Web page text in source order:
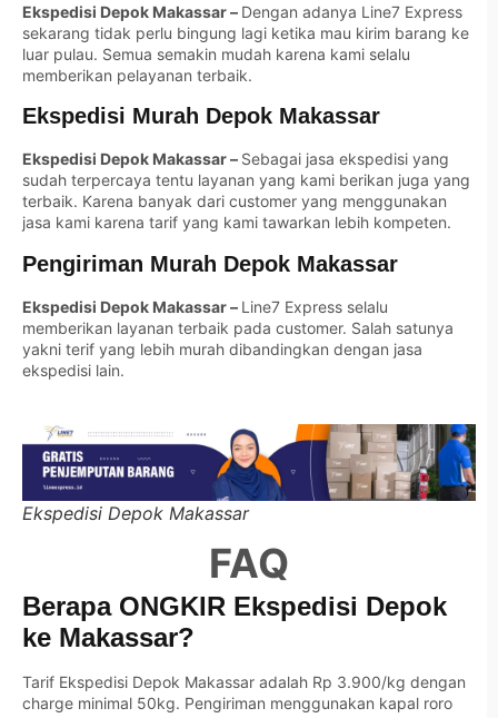
Ekspedisi Depok Makassar – Dengan adanya Line7 Express
sekarang tidak perlu bingung lagi ketika mau kirim barang ke
luar pulau. Semua semakin mudah karena kami selalu
memberikan pelayanan terbaik.
Ekspedisi Murah Depok Makassar
Ekspedisi Depok Makassar – Sebagai jasa ekspedisi yang
sudah terpercaya tentu layanan yang kami berikan juga yang
terbaik. Karena banyak dari customer yang menggunakan
jasa kami karena tarif yang kami tawarkan lebih kompeten.
Pengiriman Murah Depok Makassar
Ekspedisi Depok Makassar – Line7 Express selalu
memberikan layanan terbaik pada customer. Salah satunya
yakni terif yang lebih murah dibandingkan dengan jasa
ekspedisi lain.
Ekspedisi Depok Makassar
FAQ
Berapa ONGKIR Ekspedisi Depok
ke Makassar?
Tarif Ekspedisi Depok Makassar adalah Rp 3.900/kg dengan
charge minimal 50kg. Pengiriman menggunakan kapal roro